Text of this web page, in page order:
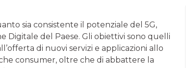
sia consistente il potenziale del 5G,
Digitale del Paese. Gli obiettivi sono quelli
di nuovi servizi e applicazioni allo
consumer, oltre che di abbattere la